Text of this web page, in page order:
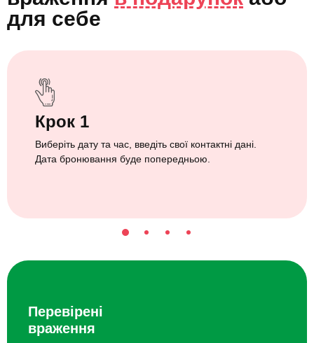
для себе
Крок 1
Виберіть дату та час, введіть свої контактні дані.
Дата бронювання буде попередньою.
Перевірені
враження